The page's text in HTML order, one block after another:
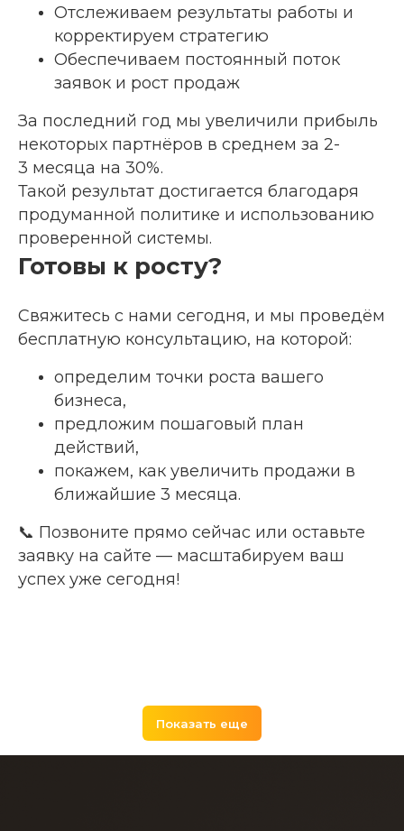
Отслеживаем результаты работы и
корректируем стратегию
Обеспечиваем постоянный поток
заявок и рост продаж
За последний год мы увеличили прибыль
некоторых партнёров в среднем за 2-
3 месяца на 30%.
Такой результат достигается благодаря
продуманной политике и использованию
проверенной системы.
Готовы к росту?
Свяжитесь с нами сегодня, и мы проведём
бесплатную консультацию, на которой:
определим точки роста вашего
бизнеса,
предложим пошаговый план
действий,
покажем, как увеличить продажи в
ближайшие 3 месяца.
📞 Позвоните прямо сейчас или оставьте
заявку на сайте — масштабируем ваш
успех уже сегодня!
Показать еще